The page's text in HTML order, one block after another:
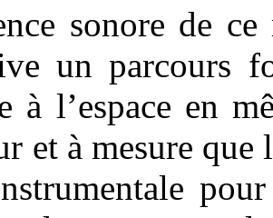
sonore de
un parcours
à l’espace en
et à mesure que